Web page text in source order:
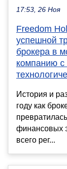
17:53, 26 Ноя
Freedom
успешной
брокера в
компанию
История и развитие
году как
финансовых
всего рег...